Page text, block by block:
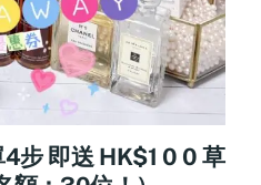
步 即送 HK$1 0 0 草